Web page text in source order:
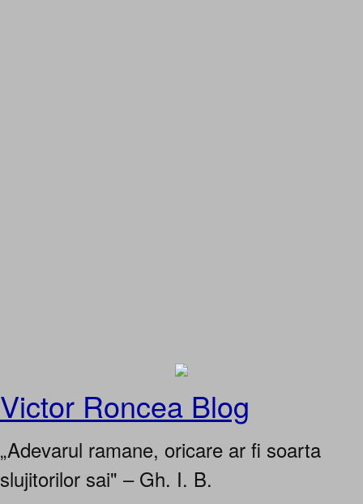
Victor Roncea Blog
„Adevarul ramane, oricare ar fi soarta
slujitorilor sai" – Gh. I. B.